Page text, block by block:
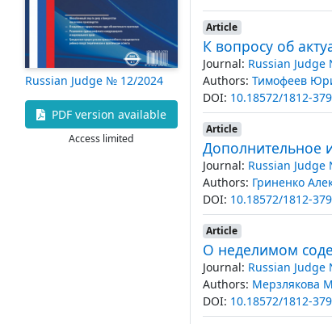
Russian Judge № 12/2024
PDF version available
Access limited
Article
К вопросу об
Journal: Russian
Authors: Тимофеев
DOI: 10.18572/1812-
Article
Дополнительное
Journal: Russian
Authors: Гриненко
DOI: 10.18572/1812-
Article
О неделимом
Journal: Russian
Authors: Мерзлякова
DOI: 10.18572/1812-